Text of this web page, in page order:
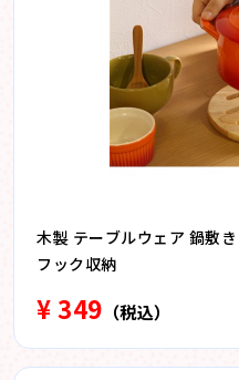
木製 テーブルウェア 鍋敷
フック収納
¥ 349 （税込）